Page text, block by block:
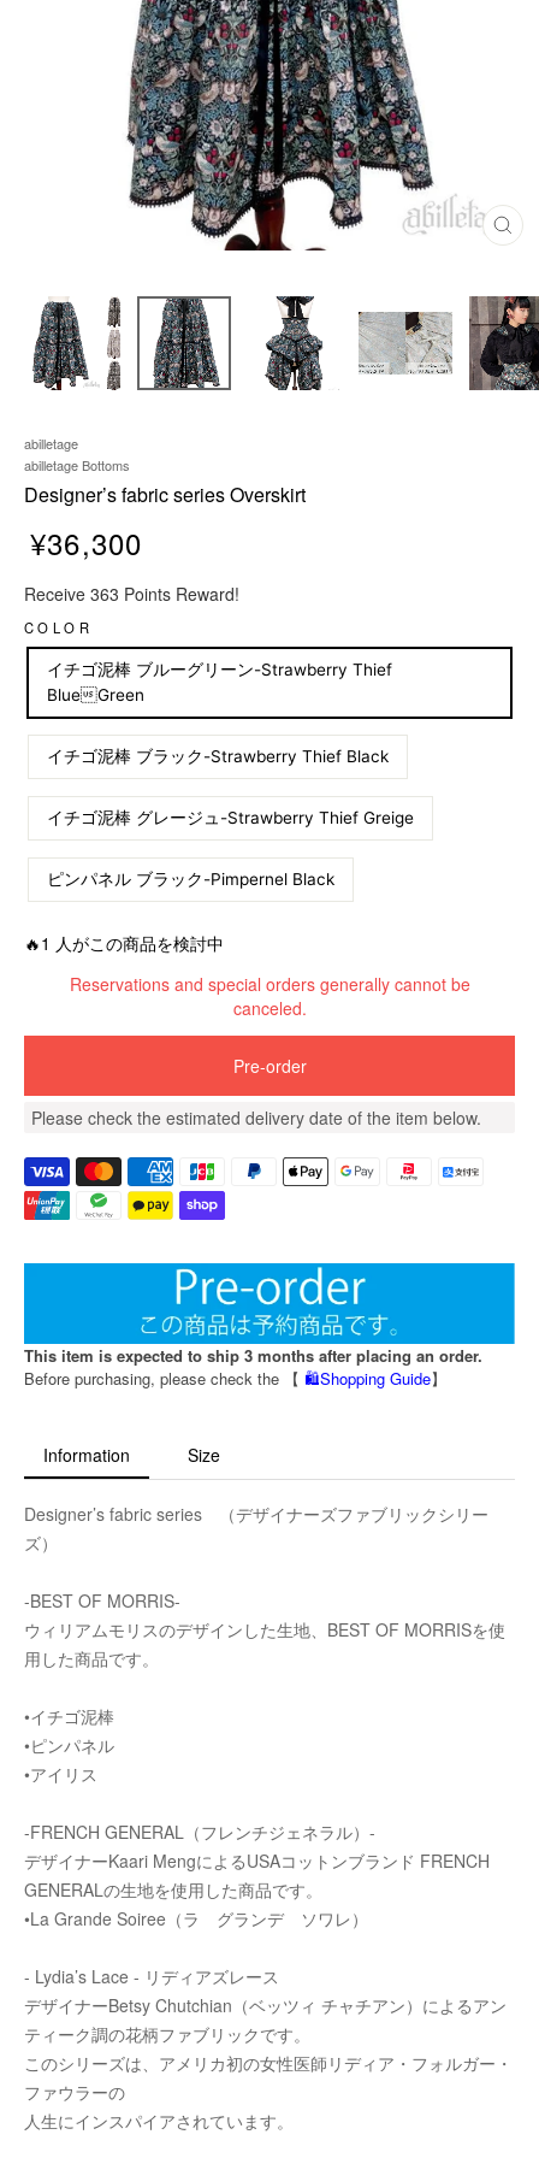
C
S
E
(
E
S
C
abilletage
abilletage Bottoms
Designer’s fabric series Overskirt
e
g
u
r
r
e
¥36,300
Receive 363 Points Reward!
COLOR
イチゴ泥棒 ブルーグリーン-Strawberry Thief
BlueGreen
イチゴ泥棒 ブラック-Strawberry Thief Black
イチゴ泥棒 グレージュ-Strawberry Thief Greige
ピンパネル ブラック-Pimpernel Black
🔥1 人がこの商品を検討中
Reservations and special orders generally cannot be
canceled.
Pre-order
Please check the estimated delivery date of the item below.
This item is expected to ship 3 months after placing an order.
Before purchasing, please check the 【 🛍️Shopping Guide】
Information Size
Designer’s fabric series （デザイナーズファブリックシリー
ズ）
-BEST OF MORRIS-
ウィリアムモリスのデザインした生地、BEST OF MORRISを使
用した商品です。
•イチゴ泥棒
•ピンパネル
•アイリス
-FRENCH GENERAL（フレンチジェネラル）-
デザイナーKaari MengによるUSAコットンブランド FRENCH
GENERALの生地を使用した商品です。
•La Grande Soiree（ラ グランデ ソワレ）
- Lydia’s Lace - リディアズレース
デザイナーBetsy Chutchian（ベッツィ チャチアン）によるアン
ティーク調の花柄ファブリックです。
このシリーズは、アメリカ初の女性医師リディア・フォルガー・
ファウラーの
人生にインスパイアされています。